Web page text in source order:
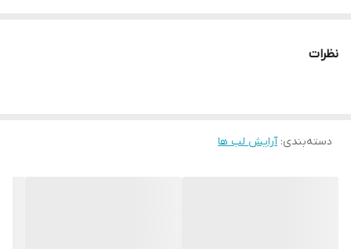
نظرات
دسته‌بندی:آرایش لب ها